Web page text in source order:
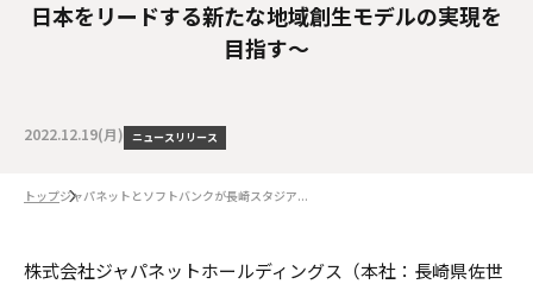
日本をリードする新たな地域創生モデルの実現を
目指す～
2022.12.19(月) ニュースリリース
トップジャパネットとソフトバンクが長崎スタジア...
株式会社ジャパネットホールディングス（本社：長崎県佐世